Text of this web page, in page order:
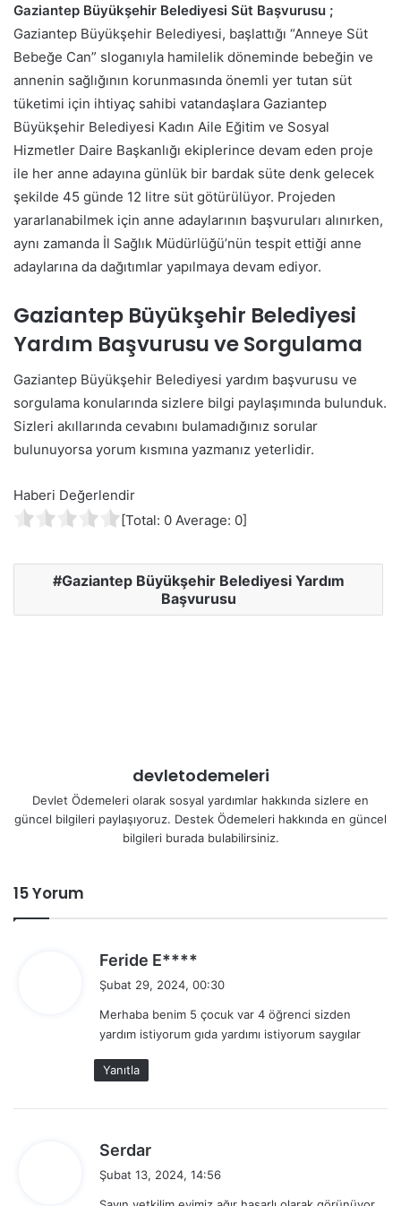
Gaziantep Büyükşehir Belediyesi Süt Başvurusu ;
Gaziantep Büyükşehir Belediyesi, başlattığı “Anneye Süt
Bebeğe Can” sloganıyla hamilelik döneminde bebeğin ve
annenin sağlığının korunmasında önemli yer tutan süt
tüketimi için ihtiyaç sahibi vatandaşlara Gaziantep
Büyükşehir Belediyesi Kadın Aile Eğitim ve Sosyal
Hizmetler Daire Başkanlığı ekiplerince devam eden proje
ile her anne adayına günlük bir bardak süte denk gelecek
şekilde 45 günde 12 litre süt götürülüyor. Projeden
yararlanabilmek için anne adaylarının başvuruları alınırken,
aynı zamanda İl Sağlık Müdürlüğü’nün tespit ettiği anne
adaylarına da dağıtımlar yapılmaya devam ediyor.
Gaziantep Büyükşehir Belediyesi
Yardım Başvurusu ve Sorgulama
Gaziantep Büyükşehir Belediyesi yardım başvurusu ve
sorgulama konularında sizlere bilgi paylaşımında bulunduk.
Sizleri akıllarında cevabını bulamadığınız sorular
bulunuyorsa yorum kısmına yazmanız yeterlidir.
Haberi Değerlendir
[Total: 0 Average: 0]
Gaziantep Büyükşehir Belediyesi Yardım
Başvurusu
devletodemeleri
Devlet Ödemeleri olarak sosyal yardımlar hakkında sizlere en
güncel bilgileri paylaşıyoruz. Destek Ödemeleri hakkında en güncel
bilgileri burada bulabilirsiniz.
15 Yorum
Feride E****
k
Şubat 29, 2024, 00:30
Merhaba benim 5 çocuk var 4 öğrenci sizden
yardım istiyorum gıda yardımı istiyorum saygılar
Yanıtla
Serdar
Şubat 13, 2024, 14:56